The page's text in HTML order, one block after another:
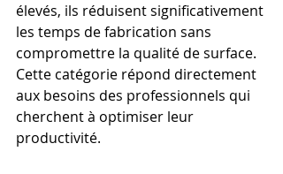
élevés, ils réduisent significativement
les temps de fabrication sans
compromettre la qualité de surface.
Cette catégorie répond directement
aux besoins des professionnels qui
cherchent à optimiser leur
productivité.